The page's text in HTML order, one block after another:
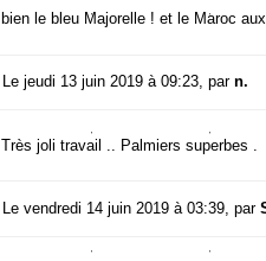
bien le bleu Majorelle ! et le Maroc
Le jeudi 13 juin 2019 à 09:23, par n.
Très joli travail .. Palmiers superbes .
Le vendredi 14 juin 2019 à 03:39, par